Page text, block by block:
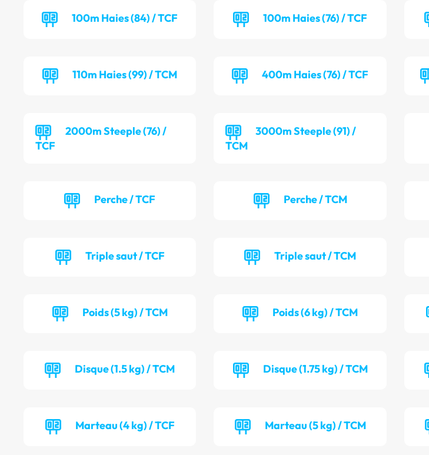
100m Haies (84) / TCF 100m Haies (76) / TCF
110m Haies (99) / TCM 400m Haies (76) / TCF
2000m Steeple (76) /
TCF
3000m Steeple (91) /
TCM
Perche / TCF Perche / TCM
Triple saut / TCF Triple saut / TCM
Poids (5 kg) / TCM Poids (6 kg) / TCM
Disque (1.5 kg) / TCM Disque (1.75 kg) / TCM
Marteau (4 kg) / TCF Marteau (5 kg) / TCM